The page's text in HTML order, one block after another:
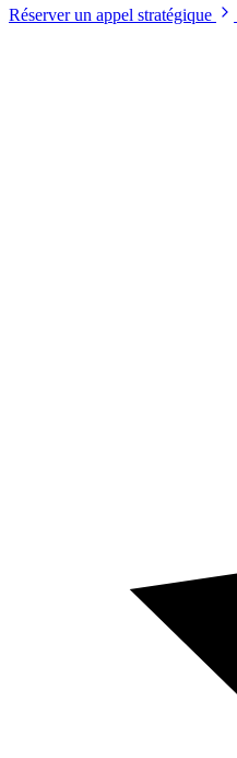
Réserver un appel stratégique